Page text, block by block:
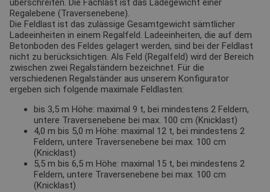
überschreiten. Die Fachlast ist das Ladegewicht einer
Regalebene (Traversenebene).
Die Feldlast ist das zulässige Gesamtgewicht sämtlicher
Ladeeinheiten in einem Regalfeld. Ladeeinheiten, die auf dem
Betonboden des Feldes gelagert werden, sind bei der Feldlast
nicht zu berücksichtigen. Als Feld (Regalfeld) wird der Bereich
zwischen zwei Regalständern bezeichnet. Für die
verschiedenen Regalständer aus unserem Konfigurator
ergeben sich folgende maximale Feldlasten:
bis 3,5 m Höhe: maximal 9 t, bei mindestens 2 Feldern,
untere Traversenebene bei max. 100 cm (Knicklast)
4,0 m bis 5,0 m Höhe: maximal 12 t, bei mindestens 2
Feldern, untere Traversenebene bei max. 100 cm
(Knicklast)
5,5 m bis 6,5 m Höhe: maximal 15 t, bei mindestens 2
Feldern, untere Traversenebene bei max. 100 cm
(Knicklast)